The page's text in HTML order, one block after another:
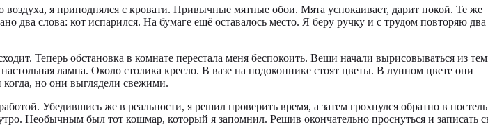
я приподнялся с кровати. Привычные мятные обои. Мята успокаивает, дарит покой. Те же
два слова: кот испарился. На бумаге ещё оставалось место. Я беру ручку и с трудом повторяю два
Теперь обстановка в комнате перестала меня беспокоить. Вещи начали вырисовываться из
лампа. Около столика кресло. В вазе на подоконнике стоят цветы. В лунном цвете они
но они выглядели свежими.
Убедившись же в реальности, я решил проверить время, а затем грохнулся обратно в
Необычным был тот кошмар, который я запомнил. Решив окончательно проснуться и записать